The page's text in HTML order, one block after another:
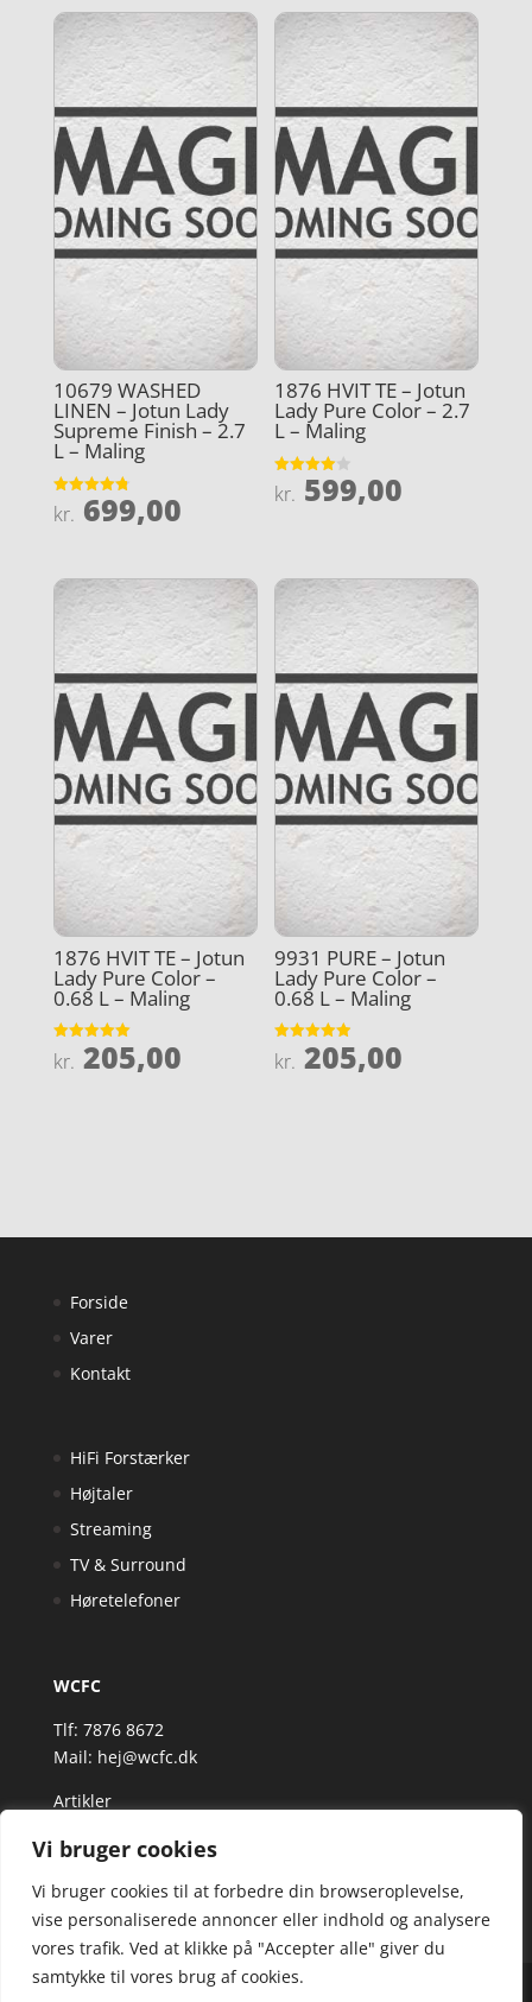
Vi bruger cookies
Vi bruger cookies til at forbedre din browseroplevelse,
vise personaliserede annoncer eller indhold og analysere
vores trafik. Ved at klikke på "Accepter alle" giver du
samtykke til vores brug af cookies.
10679 WASHED
LINEN – Jotun Lady
Supreme Finish – 2.7
L – Maling
Vurderet
4.8
kr. 699,00
1876 HVIT TE – Jotun
Lady Pure Color – 2.7
L – Maling
Vurderet
4
kr. 599,00
1876 HVIT TE – Jotun
Lady Pure Color –
0.68 L – Maling
Vurderet
5
kr. 205,00
9931 PURE – Jotun
Lady Pure Color –
0.68 L – Maling
Vurderet
4.9
kr. 205,00
Forside
Varer
Kontakt
HiFi Forstærker
Højtaler
Streaming
TV & Surround
Høretelefoner
WCFC
Tlf: 7876 8672
Mail: hej@wcfc.dk
Artikler